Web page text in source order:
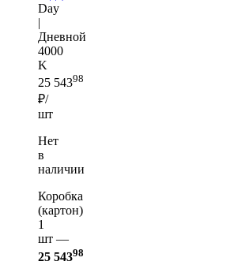
Day
|
Дневной
4000
K
25 54398
₽/
шт
Нет
в
наличии
Коробка
(картон)
1
шт —
25 54398